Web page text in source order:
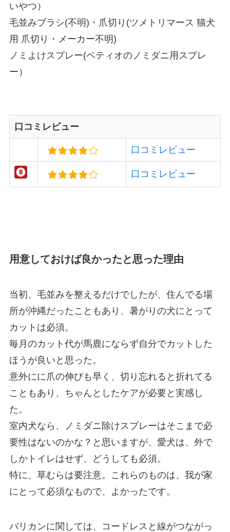
いやつ）
毛並みブラシ(不明)・爪切り(ツメトリマース 猫犬
用 爪切り・メーカー不明)
ノミよけスプレー(ペティオのノミダニ用スプレ
ー）
口コミレビュー
口コミレビュー
口コミレビュー
用意しておけば良かったと思った理由
当初、毛並みを整えるだけでしたが、住んでる場
所が沖縄だったこともあり、暑がりの犬にとって
カットは必須。
毎月のカット代が馬鹿にならず自分でカットした
ほうが良いと思った。
意外にに爪の伸びも早く、切り忘れると折れてる
こともあり、ちゃんとしたケアが必要と実感し
た。
室内犬なら、ノミダニ除けスプレーはそこまで必
要性はないのかな？と思いますが、愛犬は、外で
しかトイレはせず、どうしても必須。
特に、草むらは要注意。これらのものは、我が家
にとって必須なもので、よかったです。
バリカンに関しては、コードレスと線がつながっ